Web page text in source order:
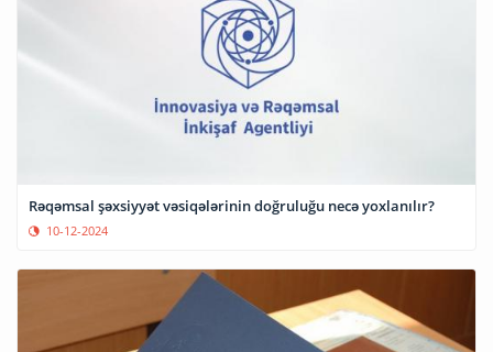
Rəqəmsal şəxsiyyət vəsiqələrinin doğruluğu necə yoxlanılır?
10-12-2024